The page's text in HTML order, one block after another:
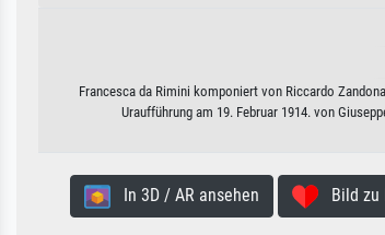
Francesca da Rimini komponiert von Riccardo
Uraufführung am 19. Februar 1914. von
In 3D / AR ansehen Bild zu